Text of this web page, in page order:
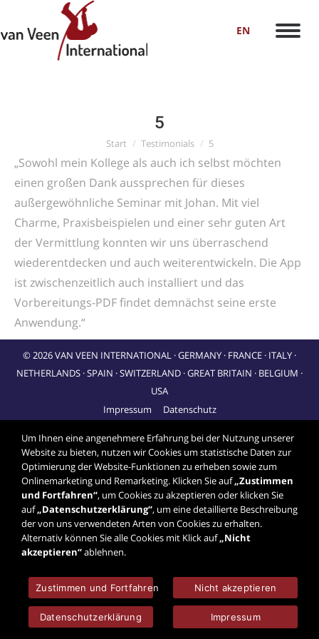
EN
5
Sie befinden sich hier:
Start Testimonials 5
„Sowohl mein Kollege als auch ich selbst möchten
einen großen Dank aussprechen für dieses
außergewöhnliche Seminar mit Johan. Mit viel
Charme, Praxisbeispielen und einer sehr guten Art
der Vermittlung konnten wir uns überraschend
wiederentdecken und auch weiterentwickeln. Die App
ist zwischenzeitlich auch installiert und das
Vorbereitungs-PDF findet demnächst seine erste
Anwendung.“
© 2026 VAN VEEN INTERNATIONAL · GERMANY · FRANCE · ITALY ·
NETHERLANDS · SPAIN · SWITZERLAND · GREAT BRITAIN · BELGIUM ·
USA
Impressum
Datenschutz
Um Ihnen eine angenehmere Erfahrung bei der Nutzung unserer
Website zu bieten, nutzen wir Cookies um statistische Daten zur
Optimierung der Website-Funktionen zu erheben sowie zum
Onlinemarketing und Remarketing. Klicken Sie auf„Zustimmen
und Fortfahren“, um Cookies zu akzeptieren oder klicken Sie
auf„Datenschutzerklärung“, um eine detaillierte Beschreibung
der von uns verwendeten Arten von Cookies zu erhalten.
Alternativ können Sie alle Cookies mit Klick auf„Nicht
akzeptieren“ablehnen.
Zustimmen und Fortfahren Nicht akzeptieren
Datenschutzerklärung Impressum